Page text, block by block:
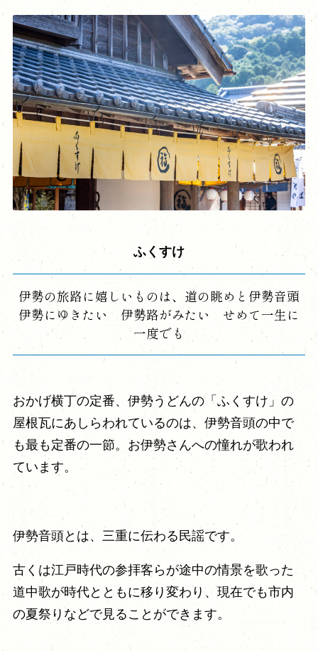
ふくすけ
伊勢の旅路に嬉しいものは、道の眺めと伊勢音頭
伊勢にゆきたい 伊勢路がみたい せめて一生に
一度でも
おかげ横丁の定番、伊勢うどんの「ふくすけ」の
屋根瓦にあしらわれているのは、伊勢音頭の中で
も最も定番の一節。お伊勢さんへの憧れが歌われ
ています。
伊勢音頭とは、三重に伝わる民謡です。
古くは江戸時代の参拝客らが途中の情景を歌った
道中歌が時代とともに移り変わり、現在でも市内
の夏祭りなどで見ることができます。